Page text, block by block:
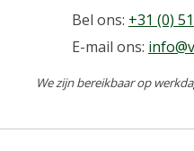
Bel ons: +31 (0)
E-mail ons:
We zijn bereikbaar op